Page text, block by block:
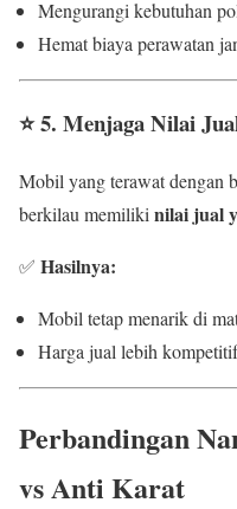
Mengurangi kebutuhan
Hemat biaya perawatan
⭐5. Menjaga Nilai
Mobil yang terawat dengan
berkilau memiliki nilai jual
✅ Hasilnya:
Mobil tetap menarik di
Harga jual lebih
Perbandingan
vs Anti Karat